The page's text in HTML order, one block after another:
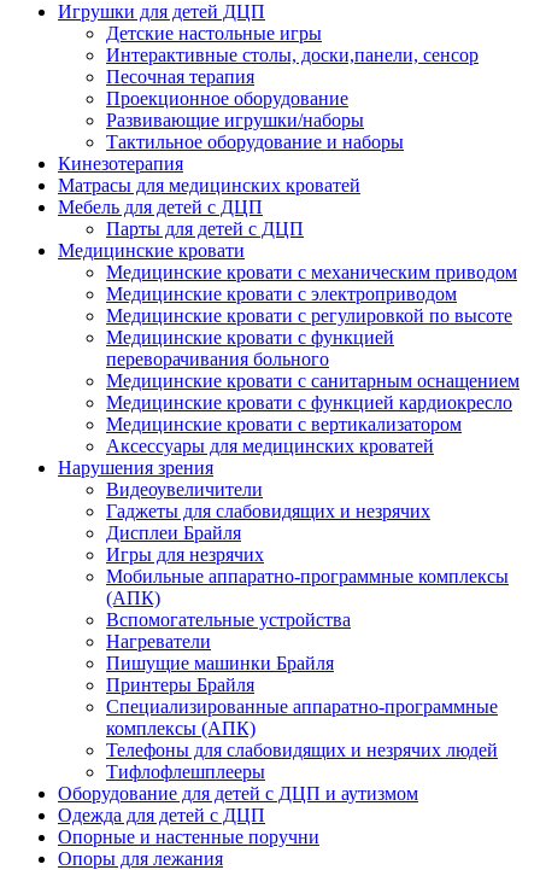
Игрушки для детей ДЦП
Детские настольные игры
Интерактивные столы, доски,панели, сенсор
Песочная терапия
Проекционное оборудование
Развивающие игрушки/наборы
Тактильное оборудование и наборы
Кинезотерапия
Матрасы для медицинских кроватей
Мебель для детей с ДЦП
Парты для детей с ДЦП
Медицинские кровати
Медицинские кровати с механическим приводом
Медицинские кровати с электроприводом
Медицинские кровати с регулировкой по высоте
Медицинские кровати с функцией
переворачивания больного
Медицинские кровати с санитарным оснащением
Медицинские кровати с функцией кардиокресло
Медицинские кровати с вертикализатором
Аксессуары для медицинских кроватей
Нарушения зрения
Видеоувеличители
Гаджеты для слабовидящих и незрячих
Дисплеи Брайля
Игры для незрячих
Мобильные аппаратно-программные комплексы
(АПК)
Вспомогательные устройства
Нагреватели
Пишущие машинки Брайля
Принтеры Брайля
Специализированные аппаратно-программные
комплексы (АПК)
Телефоны для слабовидящих и незрячих людей
Тифлофлешплееры
Оборудование для детей с ДЦП и аутизмом
Одежда для детей с ДЦП
Опорные и настенные поручни
Опоры для лежания